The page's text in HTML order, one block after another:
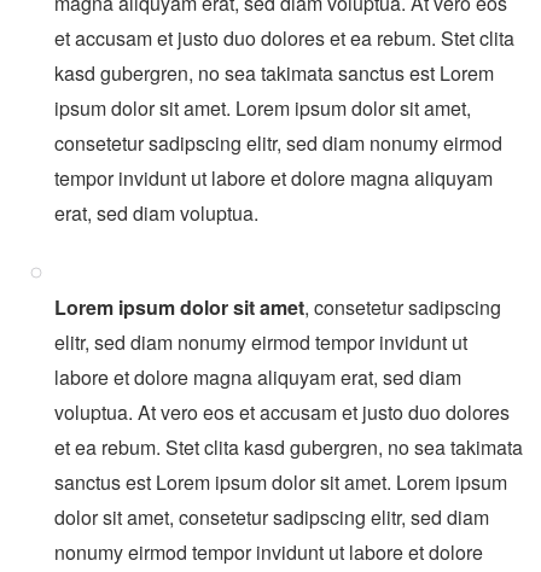
et accusam et justo duo dolores et ea rebum. Stet clita
kasd gubergren, no sea takimata sanctus est Lorem
ipsum dolor sit amet. Lorem ipsum dolor sit amet,
consetetur sadipscing elitr, sed diam nonumy eirmod
tempor invidunt ut labore et dolore magna aliquyam
erat, sed diam voluptua.
Lorem ipsum dolor sit amet, consetetur sadipscing
elitr, sed diam nonumy eirmod tempor invidunt ut
labore et dolore magna aliquyam erat, sed diam
voluptua. At vero eos et accusam et justo duo dolores
et ea rebum. Stet clita kasd gubergren, no sea takimata
sanctus est Lorem ipsum dolor sit amet. Lorem ipsum
dolor sit amet, consetetur sadipscing elitr, sed diam
nonumy eirmod tempor invidunt ut labore et dolore